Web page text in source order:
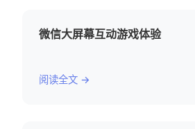
微信大屏幕互动游戏体验
阅读全文 →